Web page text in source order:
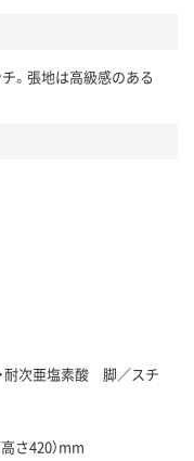
。張地は高級感のある
耐次亜塩素酸 脚／スチ
さ420）mm